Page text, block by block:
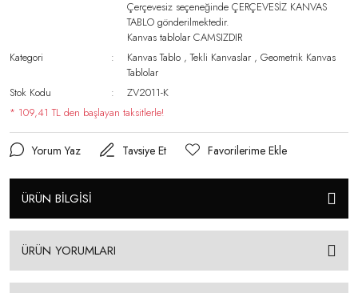
Çerçevesiz seçeneğinde ÇERÇEVESİZ KANVAS
TABLO gönderilmektedir.
Kanvas tablolar CAMSIZDIR
Kategori
Kanvas Tablo ,Tekli Kanvaslar ,Geometrik Kanvas
Tablolar
Stok Kodu
ZV2011-K
* 109,41 TL den başlayan taksitlerle!
Yorum Yaz Tavsiye Et
ÜRÜN BİLGİSİ
ÜRÜN YORUMLARI